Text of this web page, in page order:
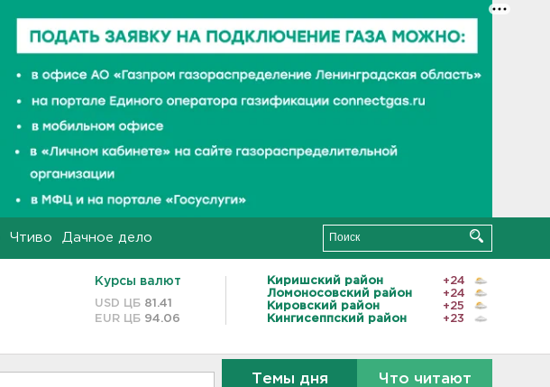
Чтиво Дачное дело
Курсы валют
USD ЦБ 81.41
EUR ЦБ 94.06
Киришский район
+24
Ломоносовский район
+24
Кировский район
+25
Кингисеппский район
+23
Темы дня Что читают